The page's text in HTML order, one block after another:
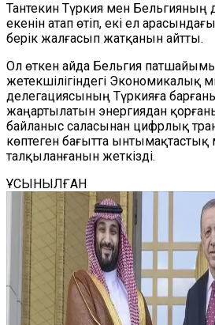
Тантекин Түркия мен Бельгияның
екенін атап өтіп, екі ел
берік жалғасып жатқанын айтты.
Ол өткен айда Бельгия
жетекшілігіндегі Экономикалық
делегациясының Түркияға
жаңартылатын энергиядан
байланыс саласынан цифрлық
көптеген бағытта ынтымақтастық
талқыланғанын жеткізді.
ҰСЫНЫЛҒАН